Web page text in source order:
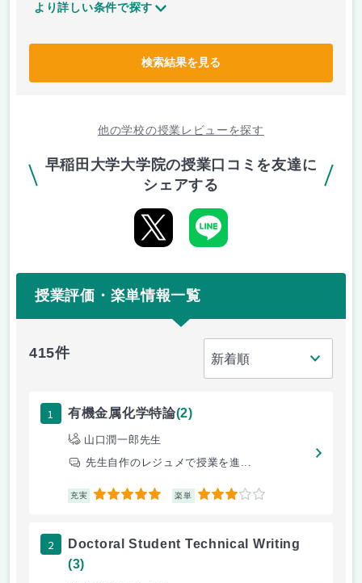
より詳しい条件で探す
検索結果を見る
他の学校の授業レビューを探す
早稲田大学大学院の授業口コミを友達に
シェアする
授業評価・楽単情報一覧
415件
1 有機金属化学特論(2)
山口潤一郎先生
先生自作のレジュメで授業を進...
充実 5 楽単 3
2
Doctoral Student Technical Writing
(3)